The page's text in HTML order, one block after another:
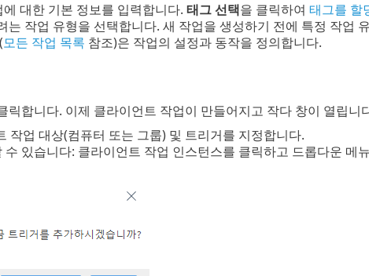
대한 기본 정보를 입력합니다. 태그 선택을 클릭하여 태그를 할
작업 유형을 선택합니다. 새 작업을 생성하기 전에 특정 작업
(모든 작업 목록 참조)은 작업의 설정과 동작을 정의합니다.
릭합니다. 이제 클라이언트 작업이 만들어지고 작다 창이 열립니
작업 대상(컴퓨터 또는 그룹) 및 트리거를 지정합니다.
수 있습니다: 클라이언트 작업 인스턴스를 클릭하고 드롭다운 메